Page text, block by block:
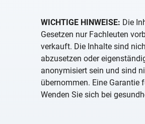
WICHTIGE HINWEISE: Die
Gesetzen nur Fachleuten
verkauft. Die Inhalte sind
abzusetzen oder
anonymisiert sein und sind
übernommen. Eine Garantie
Wenden Sie sich bei